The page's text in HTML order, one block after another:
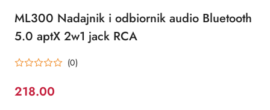
ML300 Nadajnik i odbiornik audio Bluetooth
5.0 aptX 2w1 jack RCA
(0)
Cena:
218.00